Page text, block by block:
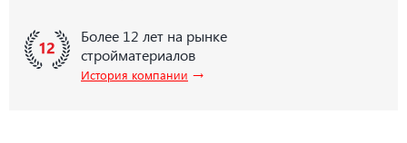
Более 12 лет на рынке
стройматериалов
История компании →